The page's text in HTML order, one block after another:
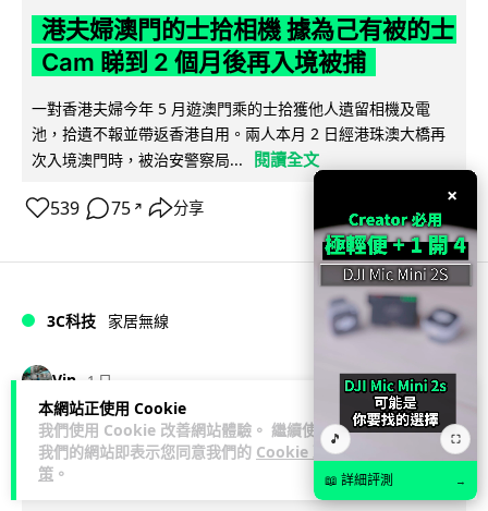
本網站正使用 Cookie
我們使用 Cookie 改善網站體驗。 繼續使用
我們的網站即表示您同意我們的 Cookie 政
策 。
港夫婦澳門的士拾相機 據為己有被的士
Cam 睇到 2 個月後再入境被捕
一對香港夫婦今年 5 月遊澳門乘的士拾獲他人遺留相機及電
池，拾遺不報並帶返香港自用。兩人本月 2 日經港珠澳大橋再
次入境澳門時，被治安警察局...
閱讀全文
539 75 ↗ 分享
3C科技 家居無線
Vin 1 日
逾 20 款平價路由器爆後門 每 35 秒自
動連線回中國 全球 10 萬用家私隱堪憂
×
🎵 ⛶
📖 詳細評測 →